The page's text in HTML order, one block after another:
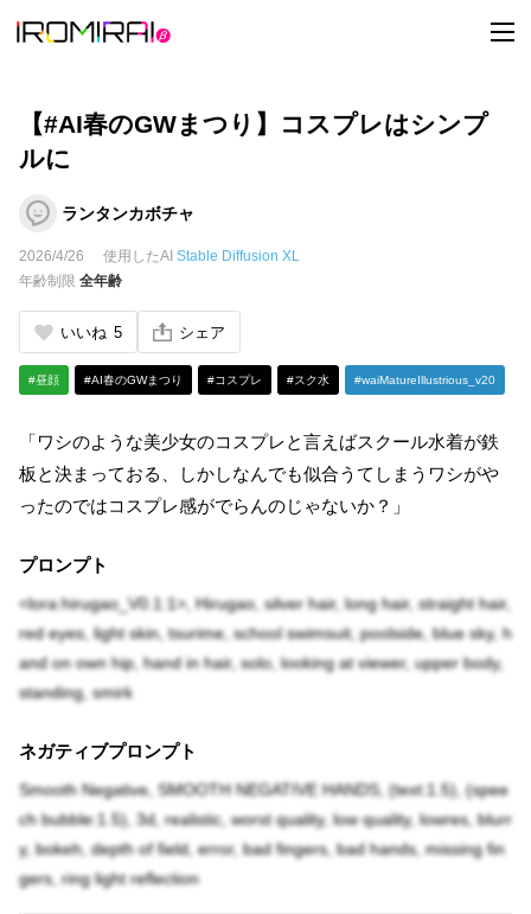
t
o
【#AI春のGWまつり】コスプレはシンプ
ルに
ランタンカボチャ
2026/4/26 使用したAI Stable Diffusion XL
年齢制限 全年齢
いいね 5 シェア
#昼顔 #AI春のGWまつり #コスプレ #スク水 #waiMatureIllustrious_v20
「ワシのような美少女のコスプレと言えばスクール水着が鉄
板と決まっておる、しかしなんでも似合うてしまうワシがや
ったのではコスプレ感がでらんのじゃないか？」
プロンプト
<lora:hirugao_V0.1:1>, Hirugao, silver hair, long hair, straight hair,
red eyes, light skin, tsurime, school swimsuit, poolside, blue sky, h
and on own hip, hand in hair, solo, looking at viewer, upper body,
standing, smirk
ネガティブプロンプト
Smooth Negative, SMOOTH NEGATIVE HANDS, (text:1.5), (spee
ch bubble:1.5), 3d, realistic, worst quality, low quality, lowres, blurr
y, bokeh, depth of field, error, bad fingers, bad hands, missing fin
gers, ring light reflection